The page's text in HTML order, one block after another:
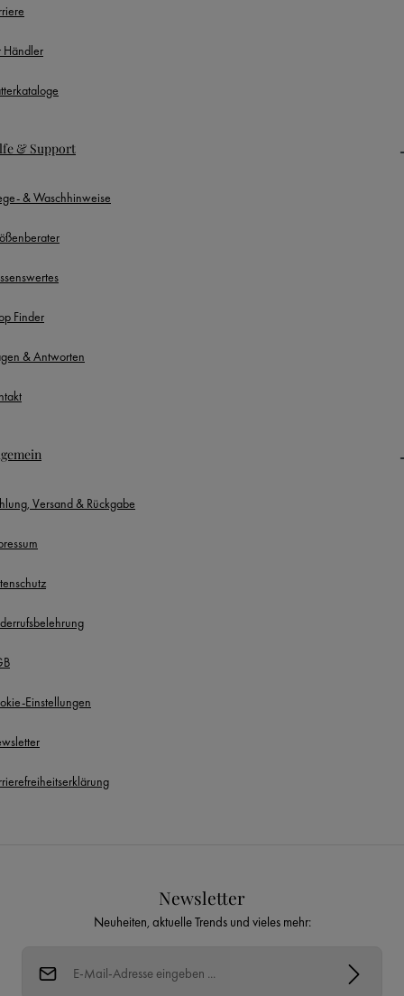
Händler
& Support
& Waschhinweise
Finder
& Antworten
Versand & Rückgabe
Einstellungen
Newsletter
Neuheiten, aktuelle Trends und vieles mehr: